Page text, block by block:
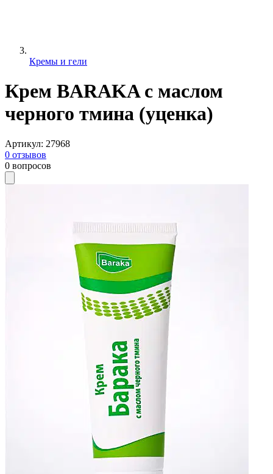
Кремы и гели
Крем BARAKA с маслом
черного тмина (уценка)
Артикул: 27968
0 отзывов
0 вопросов